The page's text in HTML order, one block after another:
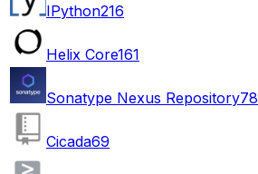
IPython216
Helix Core161
Sonatype Nexus Repository78
Cicada69